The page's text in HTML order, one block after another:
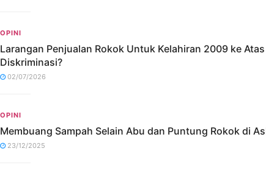
OPINI
Larangan Penjualan Rokok Untuk Kelahiran 2009 ke
Diskriminasi?
02/07/2026
OPINI
Membuang Sampah Selain Abu dan Puntung Rokok di
23/12/2025